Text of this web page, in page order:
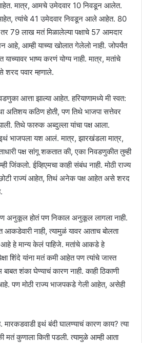
मात्र, आमचे उमेदवार 10 निवडून आलेत.
त्यांचे 41 उमेदवार निवडून आले आहेत. 80
79 लाख मतं मिळालेल्या पक्षाचे 57 आमदार
आम्ही याच्या खोलात गेलेलो नाही. जोपर्यंत
भाष्य करणं योग्य नाही. मात्र, मतांचे
पवार म्हणाले.
आत्ता झाल्या आहेत. हरियाणामध्ये मी स्वत:
अतिशय कठिण होती, पण तिथे भाजपा सत्तेवर
तिथे फारुक अब्दुल्ला यांचा पक्ष आला.
इथं भाजपला यश आलं. मात्र, झारखंडला मात्र,
पक्ष सांगू शकतात की, एका निवडणुकीत तुम्ही
जिंकलो. ईव्हिएमचा काही संबंध नाही. मोठी राज्य
राज्यं आहेत, तिथं अनेक पक्ष आहेत असे शरद
अनुकूल होतं पण निकाल अनुकूल लागला नाही.
आकडेवारी नाही, त्यामुळं यावर आताच बोलता
आहे हे मान्य केलं पाहिजे. मतांचे आकडे हे
शिंदे यांना मतं कमी आहेत पण त्यांचे जास्त
शंका घेण्याचं कारण नाही. काही ठिकाणी
पण मोठी राज्य भाजपकडे गेली आहेत, असेही
इथं बंदी घालण्याचं कारण काय? त्या
मतं कुणाला किती पडली. त्यामुळे आम्ही आता